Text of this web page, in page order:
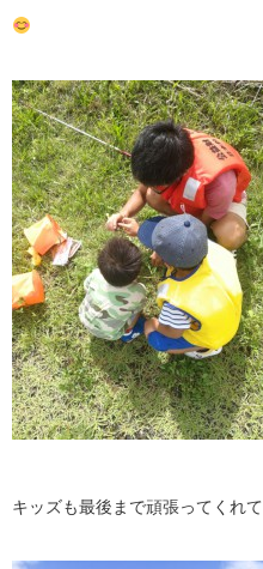
キッズも最後まで頑張ってくれて